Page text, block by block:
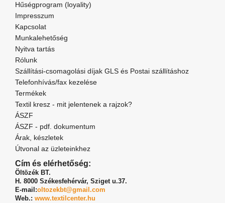
Hűségprogram (loyality)
Impresszum
Kapcsolat
Munkalehetőség
Nyitva tartás
Rólunk
Szállítási-csomagolási díjak GLS és Postai szállításhoz
Telefonhívás/fax kezelése
Termékek
Textil kresz - mit jelentenek a rajzok?
ÁSZF
ÁSZF - pdf. dokumentum
Árak, készletek
Útvonal az üzleteinkhez
Cím és elérhetőség:
Öltözék BT.
H. 8000 Székesfehérvár, Sziget u.37.
E-mail:oltozekbt@gmail.com
Web.: www.textilcenter.hu